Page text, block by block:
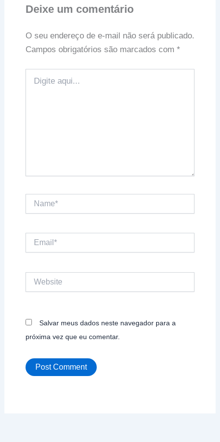
Deixe um comentário
O seu endereço de e-mail não será publicado.
Campos obrigatórios são marcados com *
aqui...
Email*
Salvar meus dados neste navegador para a
próxima vez que eu comentar.